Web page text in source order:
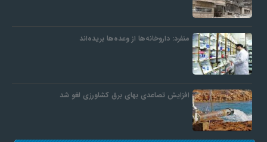
منفرد: داروخانه‌ها از وعده‌ها بریده‌اند
افزایش تصاعدی بهای برق کشاورزی لغو شد